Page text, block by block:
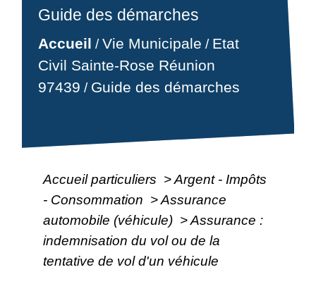
Guide des démarches
Accueil /Vie Municipale / Etat
Civil Sainte-Rose Réunion
97439 / Guide des démarches
Accueil particuliers >Argent - Impôts
- Consommation >Assurance
automobile (véhicule) >Assurance :
indemnisation du vol ou de la
tentative de vol d'un véhicule